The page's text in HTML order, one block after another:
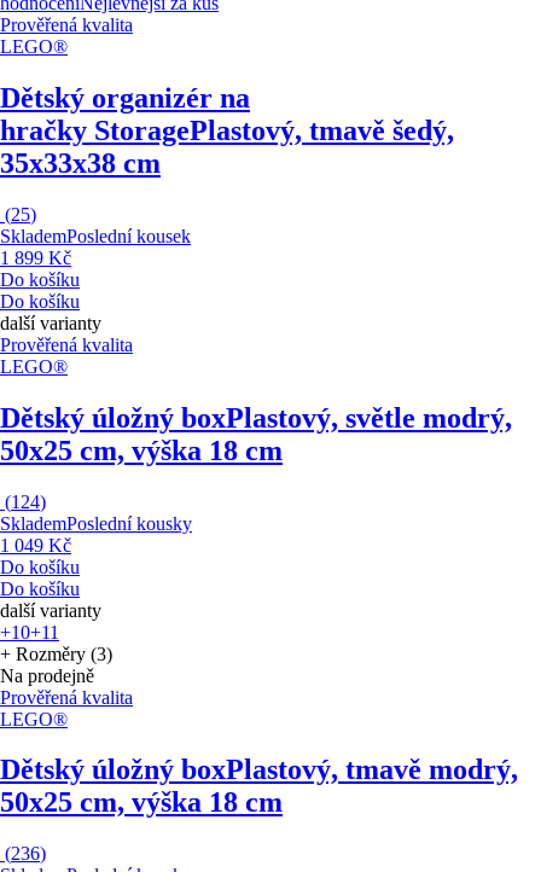
Prověřená kvalita
LEGO®
Dětský organizér na
hračky StoragePlastový, tmavě šedý,
35x33x38 cm
(25)
SklademPoslední kousek
1 899 Kč
Do košíku
Do košíku
další varianty
Prověřená kvalita
LEGO®
Dětský úložný boxPlastový, světle modrý,
50x25 cm, výška 18 cm
(124)
SklademPoslední kousky
1 049 Kč
Do košíku
Do košíku
další varianty
+10+11
+ Rozměry (3)
Na prodejně
Prověřená kvalita
LEGO®
Dětský úložný boxPlastový, tmavě modrý,
50x25 cm, výška 18 cm
(236)